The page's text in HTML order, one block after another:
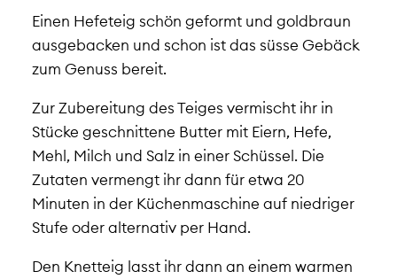
Einen Hefeteig schön geformt und goldbraun
ausgebacken und schon ist das süsse Gebäck
zum Genuss bereit.
Zur Zubereitung des Teiges vermischt ihr in
Stücke geschnittene Butter mit Eiern, Hefe,
Mehl, Milch und Salz in einer Schüssel. Die
Zutaten vermengt ihr dann für etwa 20
Minuten in der Küchenmaschine auf niedriger
Stufe oder alternativ per Hand.
Den Knetteig lasst ihr dann an einem warmen